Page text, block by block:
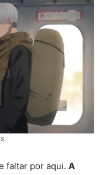
faltar por aqui. A